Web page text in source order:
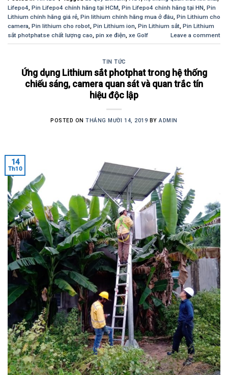
Lifepo4, Pin Lifepo4 chính hãng tại HCM, Pin Lifepo4 chính hãng tại HN, Pin
Lithium chính hãng giá rẻ, Pin lithium chính hãng mua ở đâu, Pin Lithium cho
camera, Pin lithium cho robot, Pin Lithium ion, Pin Lithium sắt, Pin Lithium
sắt photphatse chất lượng cao, pin xe điện, xe Golf Leave a comment
TIN TỨC
Ứng dụng Lithium sắt photphat trong hệ thống
chiếu sáng, camera quan sát và quan trắc tín
hiệu độc lập
POSTED ONTHÁNG MƯỜI 14, 2019 BYADMIN
14
Th10